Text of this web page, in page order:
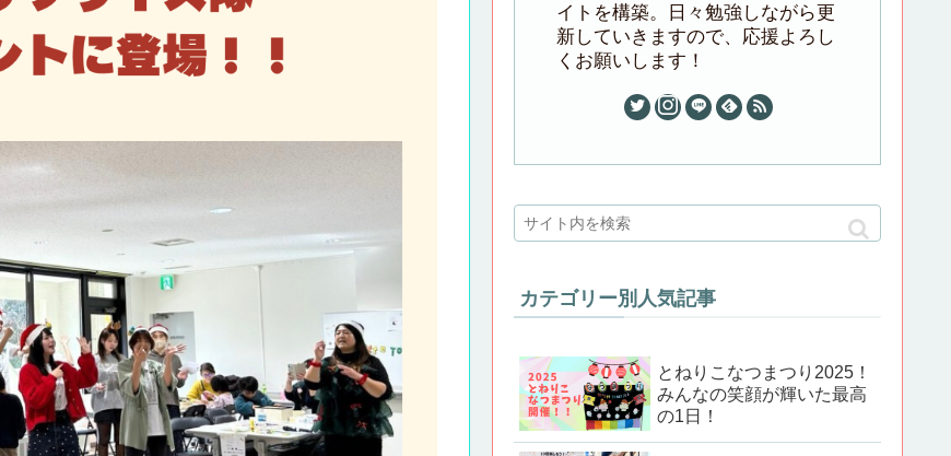
イトを構築。日々勉強しながら更
新していきますので、応援よろし
くお願いします！
カテゴリー別人気記事
とねりこなつまつり2025！
みんなの笑顔が輝いた最高
の1日！